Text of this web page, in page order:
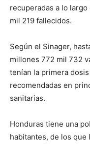
recuperadas a lo
mil 219 fallecidos.
Según el Sinager,
millones 772 mil 732
tenían la primera
recomendadas en
sanitarias.
Honduras tiene una
habitantes, de los que